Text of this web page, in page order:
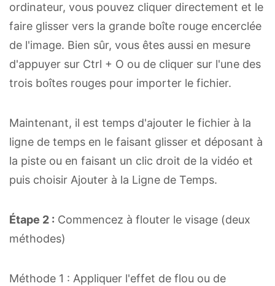
ordinateur, vous pouvez cliquer directement et le
faire glisser vers la grande boîte rouge encerclée
de l'image. Bien sûr, vous êtes aussi en mesure
d'appuyer sur Ctrl + O ou de cliquer sur l'une des
trois boîtes rouges pour importer le fichier.
Maintenant, il est temps d'ajouter le fichier à la
ligne de temps en le faisant glisser et déposant à
la piste ou en faisant un clic droit de la vidéo et
puis choisir Ajouter à la Ligne de Temps.
Étape 2 : Commencez à flouter le visage (deux
méthodes)
Méthode 1 : Appliquer l'effet de flou ou de